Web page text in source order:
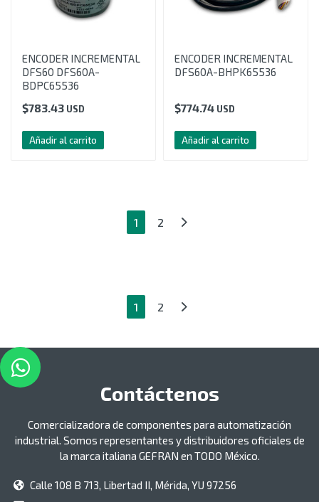
ENCODER INCREMENTAL
DFS60 DFS60A-
BDPC65536
$783.43 USD
Añadir al carrito
ENCODER INCREMENTAL
DFS60A-BHPK65536
$774.74 USD
Añadir al carrito
1 2
1 2
Contáctenos
Comercializadora de componentes para automatización
industrial. Somos representantes y distribuidores oficiales de
la marca italiana GEFRAN en TODO México.
Calle 108 B 713, Libertad II, Mérida, YU 97256